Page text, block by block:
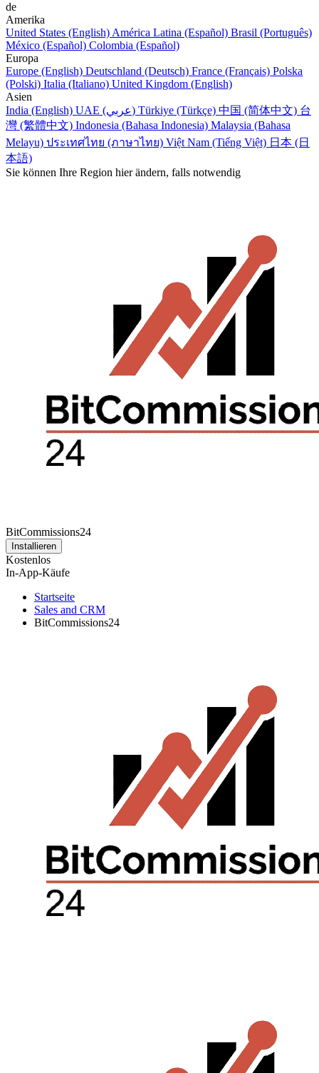
de
Amerika
United States (English) América Latina (Español) Brasil (Português)
México (Español) Colombia (Español)
Europa
Europe (English) Deutschland (Deutsch) France (Français) Polska
(Polski) Italia (Italiano) United Kingdom (English)
Asien
India (English)
UAE (عربي) Türkiye (Türkçe) 中国 (简体中文) 台
灣 (繁體中文) Indonesia (Bahasa Indonesia) Malaysia (Bahasa
Melayu) ประเทศไทย (ภาษาไทย) Việt Nam (Tiếng Việt) 日本 (日
本語)
Sie können Ihre Region hier ändern, falls notwendig
BitCommissions24
Installieren
Kostenlos
In-App-Käufe
Startseite
Sales and CRM
BitCommissions24